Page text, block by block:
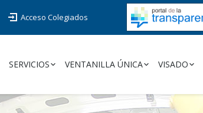
Acceso Colegiados
SERVICIOS VENTANILLA ÚNICA VISADO